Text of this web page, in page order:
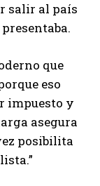
salir al país
que
eso
impuesto y
asegura
posibilita